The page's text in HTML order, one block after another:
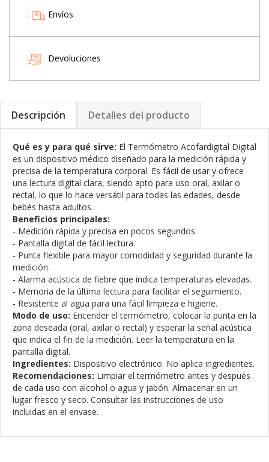
Envíos
Devoluciones
Descripción Detalles del producto
Qué es y para qué sirve: El Termómetro Acofardigital Digital
es un dispositivo médico diseñado para la medición rápida y
precisa de la temperatura corporal. Es fácil de usar y ofrece
una lectura digital clara, siendo apto para uso oral, axilar o
rectal, lo que lo hace versátil para todas las edades, desde
bebés hasta adultos.
Beneficios principales:
- Medición rápida y precisa en pocos segundos.
- Pantalla digital de fácil lectura.
- Punta flexible para mayor comodidad y seguridad durante la
medición.
- Alarma acústica de fiebre que indica temperaturas elevadas.
- Memoria de la última lectura para facilitar el seguimiento.
- Resistente al agua para una fácil limpieza e higiene.
Modo de uso: Encender el termómetro, colocar la punta en la
zona deseada (oral, axilar o rectal) y esperar la señal acústica
que indica el fin de la medición. Leer la temperatura en la
pantalla digital.
Ingredientes: Dispositivo electrónico. No aplica ingredientes.
Recomendaciones: Limpiar el termómetro antes y después
de cada uso con alcohol o agua y jabón. Almacenar en un
lugar fresco y seco. Consultar las instrucciones de uso
incluidas en el envase.